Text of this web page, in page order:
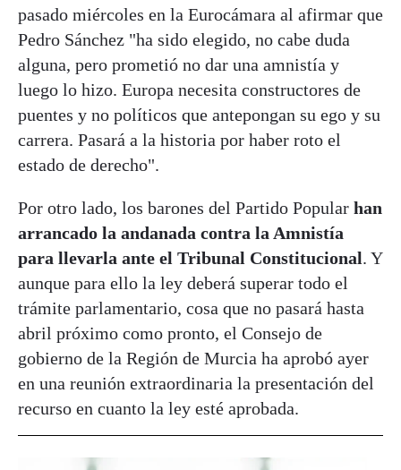
pasado miércoles en la Eurocámara al afirmar que
Pedro Sánchez "ha sido elegido, no cabe duda
alguna, pero prometió no dar una amnistía y
luego lo hizo. Europa necesita constructores de
puentes y no políticos que antepongan su ego y su
carrera. Pasará a la historia por haber roto el
estado de derecho".
Por otro lado, los barones del Partido Popular han
arrancado la andanada contra la Amnistía
para llevarla ante el Tribunal Constitucional. Y
aunque para ello la ley deberá superar todo el
trámite parlamentario, cosa que no pasará hasta
abril próximo como pronto, el Consejo de
gobierno de la Región de Murcia ha aprobó ayer
en una reunión extraordinaria la presentación del
recurso en cuanto la ley esté aprobada.